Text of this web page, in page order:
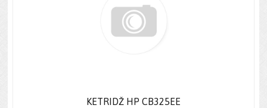
KETRIDŽ HP CB325EE